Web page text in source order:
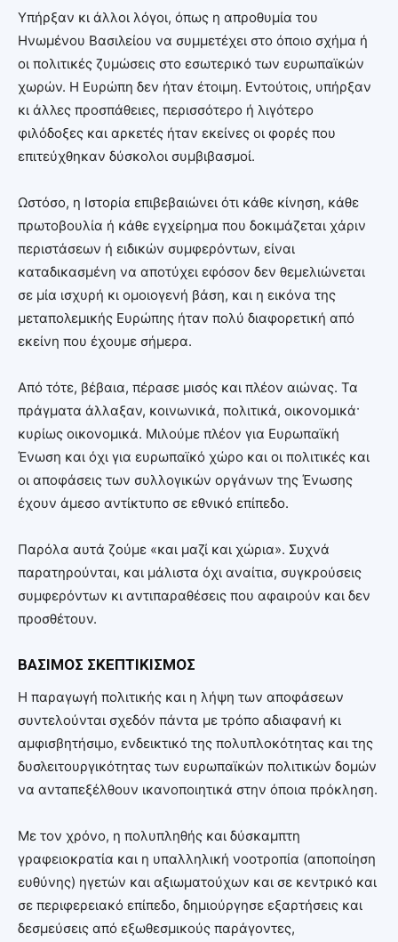
Υπήρξαν κι άλλοι λόγοι, όπως η απροθυμία του
Ηνωμένου Βασιλείου να συμμετέχει στο όποιο σχήμα ή
οι πολιτικές ζυμώσεις στο εσωτερικό των ευρωπαϊκών
χωρών. Η Ευρώπη δεν ήταν έτοιμη. Εντούτοις, υπήρξαν
κι άλλες προσπάθειες, περισσότερο ή λιγότερο
φιλόδοξες και αρκετές ήταν εκείνες οι φορές που
επιτεύχθηκαν δύσκολοι συμβιβασμοί.
Ωστόσο, η Ιστορία επιβεβαιώνει ότι κάθε κίνηση, κάθε
πρωτοβουλία ή κάθε εγχείρημα που δοκιμάζεται χάριν
περιστάσεων ή ειδικών συμφερόντων, είναι
καταδικασμένη να αποτύχει εφόσον δεν θεμελιώνεται
σε μία ισχυρή κι ομοιογενή βάση, και η εικόνα της
μεταπολεμικής Ευρώπης ήταν πολύ διαφορετική από
εκείνη που έχουμε σήμερα.
Από τότε, βέβαια, πέρασε μισός και πλέον αιώνας. Τα
πράγματα άλλαξαν, κοινωνικά, πολιτικά, οικονομικά·
κυρίως οικονομικά. Μιλούμε πλέον για Ευρωπαϊκή
Ένωση και όχι για ευρωπαϊκό χώρο και οι πολιτικές και
οι αποφάσεις των συλλογικών οργάνων της Ένωσης
έχουν άμεσο αντίκτυπο σε εθνικό επίπεδο.
Παρόλα αυτά ζούμε «και μαζί και χώρια». Συχνά
παρατηρούνται, και μάλιστα όχι αναίτια, συγκρούσεις
συμφερόντων κι αντιπαραθέσεις που αφαιρούν και δεν
προσθέτουν.
ΒΑΣΙΜΟΣ ΣΚΕΠΤΙΚΙΣΜΟΣ
Η παραγωγή πολιτικής και η λήψη των αποφάσεων
συντελούνται σχεδόν πάντα με τρόπο αδιαφανή κι
αμφισβητήσιμο, ενδεικτικό της πολυπλοκότητας και της
δυσλειτουργικότητας των ευρωπαϊκών πολιτικών δομών
να ανταπεξέλθουν ικανοποιητικά στην όποια πρόκληση.
Με τον χρόνο, η πολυπληθής και δύσκαμπτη
γραφειοκρατία και η υπαλληλική νοοτροπία (αποποίηση
ευθύνης) ηγετών και αξιωματούχων και σε κεντρικό και
σε περιφερειακό επίπεδο, δημιούργησε εξαρτήσεις και
δεσμεύσεις από εξωθεσμικούς παράγοντες,